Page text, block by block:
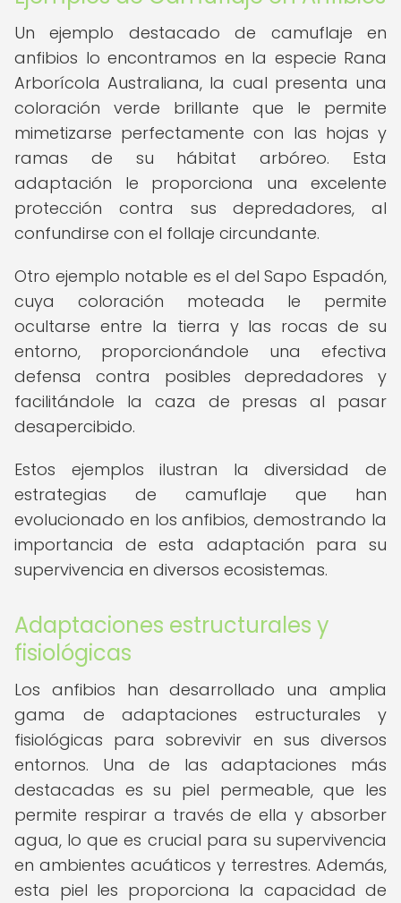
Un ejemplo destacado de camuflaje en
anfibios lo encontramos en la especie Rana
Arborícola Australiana, la cual presenta una
coloración verde brillante que le permite
mimetizarse perfectamente con las hojas y
ramas de su hábitat arbóreo. Esta
adaptación le proporciona una excelente
protección contra sus depredadores, al
confundirse con el follaje circundante.
Otro ejemplo notable es el del Sapo Espadón,
cuya coloración moteada le permite
ocultarse entre la tierra y las rocas de su
entorno, proporcionándole una efectiva
defensa contra posibles depredadores y
facilitándole la caza de presas al pasar
desapercibido.
Estos ejemplos ilustran la diversidad de
estrategias de camuflaje que han
evolucionado en los anfibios, demostrando la
importancia de esta adaptación para su
supervivencia en diversos ecosistemas.
Adaptaciones estructurales y
fisiológicas
Los anfibios han desarrollado una amplia
gama de adaptaciones estructurales y
fisiológicas para sobrevivir en sus diversos
entornos. Una de las adaptaciones más
destacadas es su piel permeable, que les
permite respirar a través de ella y absorber
agua, lo que es crucial para su supervivencia
en ambientes acuáticos y terrestres. Además,
esta piel les proporciona la capacidad de